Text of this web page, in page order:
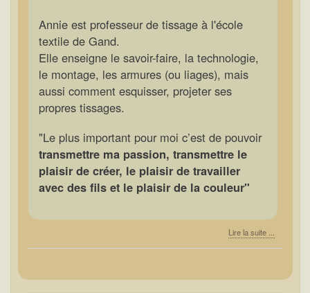
Annie est professeur de tissage à l'école
textile de Gand.
Elle enseigne le savoir-faire, la technologie,
le montage, les armures (ou liages), mais
aussi comment esquisser, projeter ses
propres tissages.
"Le plus important pour moi c’est de pouvoir
transmettre ma passion, transmettre le
plaisir de créer, le plaisir de travailler
avec des fils et le plaisir de la couleur"
Lire la suite ...